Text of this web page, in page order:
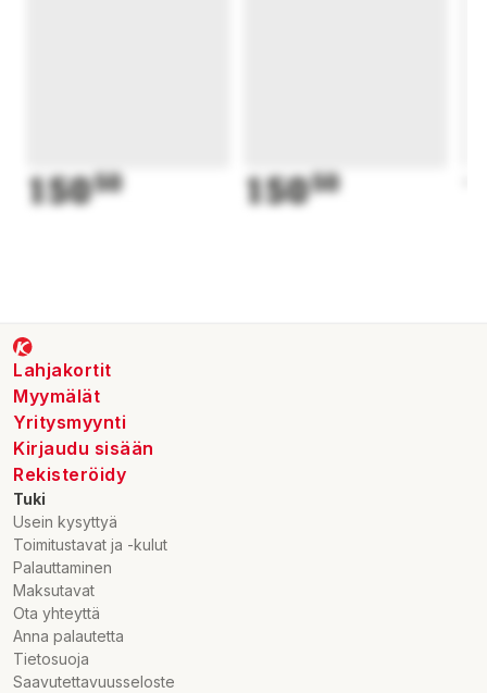
15050 15050
Lahjakortit
Myymälät
Yritysmyynti
Kirjaudu sisään
Rekisteröidy
Tuki
Usein kysyttyä
Toimitustavat ja -kulut
Palauttaminen
Maksutavat
Ota yhteyttä
Anna palautetta
Tietosuoja
Saavutettavuusseloste